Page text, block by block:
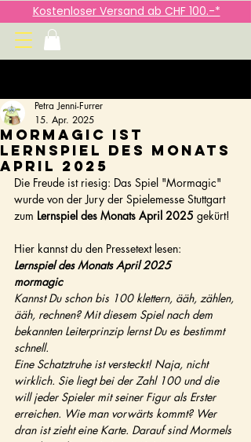
Kostenloser Versand ab CHF 100.-*
Mormagic ist
Lernspiel des Monats
April 2025
Petra Jenni-Furrer
15. Apr. 2025
Die Freude ist riesig: Das Spiel "Mormagic"
wurde von der Jury der Spielemesse Stuttgart
zum Lernspiel des Monats April 2025 gekürt!
Hier kannst du den Pressetext lesen:
Lernspiel des Monats April 2025
mormagic
Kannst Du schon bis 100 klettern, ääh, zählen,
ääh, rechnen? Mit diesem Spiel nach dem
bekannten Leiterprinzip lernst Du es bestimmt
schnell.
Eine Schatztruhe ist versteckt! Naja, nicht
wirklich. Sie liegt bei der Zahl 100 und die
will jeder Spieler mit seiner Figur als Erster
erreichen. Wie man vorwärts kommt? Wer
dran ist zieht eine Karte. Darauf sind Mormels